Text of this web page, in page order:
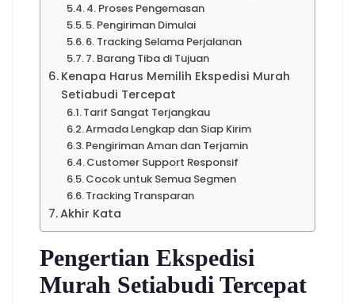
4. Proses Pengemasan
5. Pengiriman Dimulai
6. Tracking Selama Perjalanan
7. Barang Tiba di Tujuan
Kenapa Harus Memilih Ekspedisi Murah
Setiabudi Tercepat
Tarif Sangat Terjangkau
Armada Lengkap dan Siap Kirim
Pengiriman Aman dan Terjamin
Customer Support Responsif
Cocok untuk Semua Segmen
Tracking Transparan
Akhir Kata
Pengertian Ekspedisi
Murah Setiabudi Tercepat